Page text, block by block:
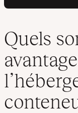
Quels